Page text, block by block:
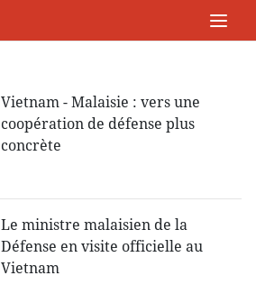
Vietnam - Malaisie : vers une
coopération de défense plus
concrète
Le ministre malaisien de la
Défense en visite officielle au
Vietnam